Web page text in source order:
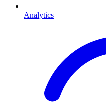
Analytics